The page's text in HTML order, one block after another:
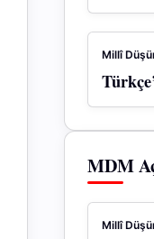
Millî
MDM
Millî